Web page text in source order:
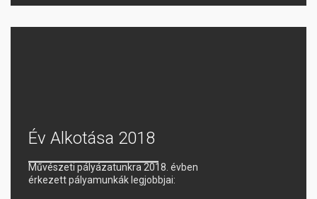
Év Alkotása 2018
Művészeti pályázatunkra 2018. évben
érkezett pályamunkák legjobbjai: